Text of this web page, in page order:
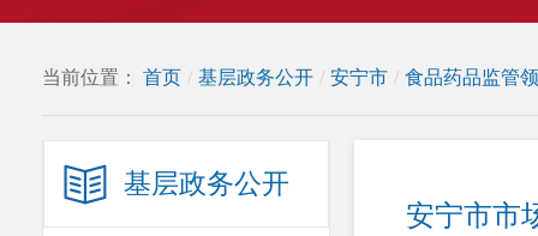
当前位置： 首页 / 基层政务公开 / 安宁市 / 食品药品监管
基层政务公开
安宁市市